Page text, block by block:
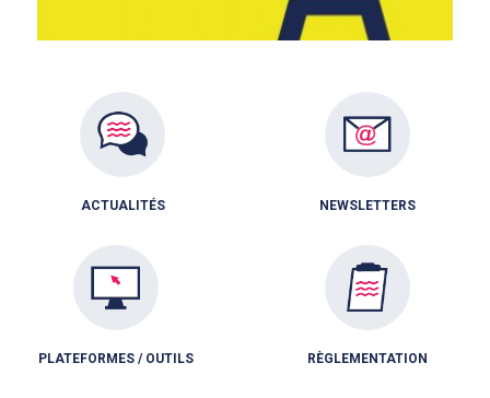
ACTUALITÉS NEWSLETTERS
PLATEFORMES / OUTILS RÈGLEMENTATION